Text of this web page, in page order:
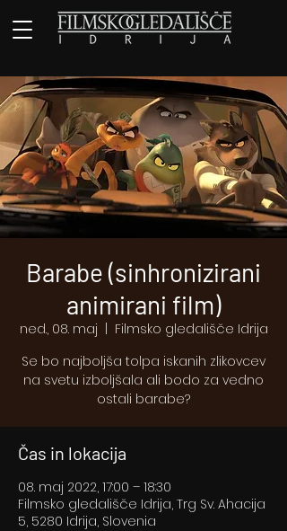
Barabe (sinhronizirani
animirani film)
ned., 08. maj
Filmsko gledališče Idrija
Se bo najboljša tolpa iskanih zlikovcev
na svetu izboljšala ali bodo za vedno
ostali barabe?
Čas in lokacija
08. maj 2022, 17:00 – 18:30
Filmsko gledališče Idrija, Trg Sv. Ahacija
5, 5280 Idrija, Slovenia